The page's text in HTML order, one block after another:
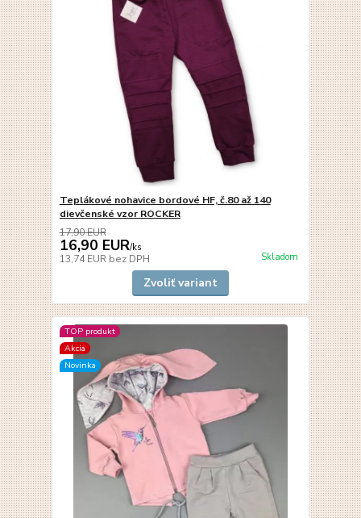
Teplákové nohavice bordové HF, č.80 až 140
dievčenské vzor ROCKER
17,90 EUR
16,90 EUR/ks
13,74 EUR bez DPH Skladom
Zvoliť variant
TOP produkt
Akcia
Novinka